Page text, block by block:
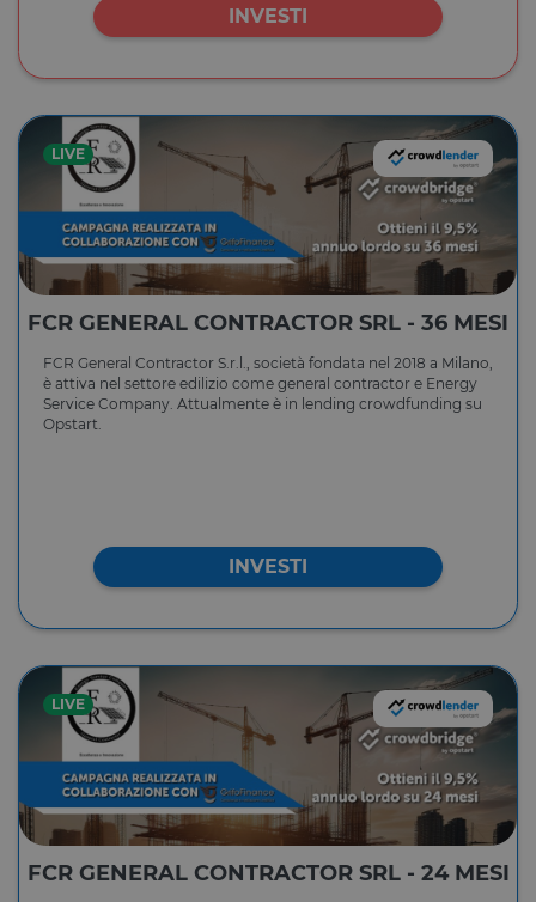
INVESTI
LIVE
FCR GENERAL CONTRACTOR SRL - 36 MESI
FCR General Contractor S.r.l., società fondata nel 2018 a Milano,
è attiva nel settore edilizio come general contractor e Energy
Service Company. Attualmente è in lending crowdfunding su
Opstart.
INVESTI
LIVE
FCR GENERAL CONTRACTOR SRL - 24 MESI